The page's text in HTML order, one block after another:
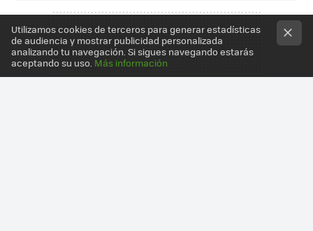
Utilizamos cookies de terceros para generar estadísticas
de audiencia y mostrar publicidad personalizada
analizando tu navegación. Si sigues navegando estarás
aceptando su uso. Más información